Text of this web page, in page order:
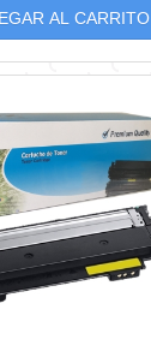
AL CARRITO